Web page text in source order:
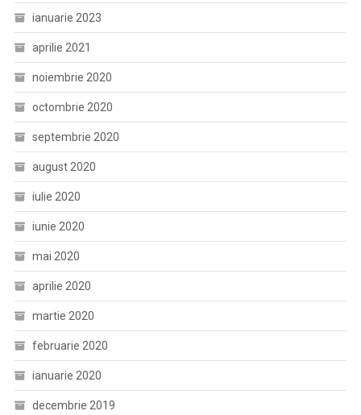
ianuarie 2023
aprilie 2021
noiembrie 2020
octombrie 2020
septembrie 2020
august 2020
iulie 2020
iunie 2020
mai 2020
aprilie 2020
martie 2020
februarie 2020
ianuarie 2020
decembrie 2019